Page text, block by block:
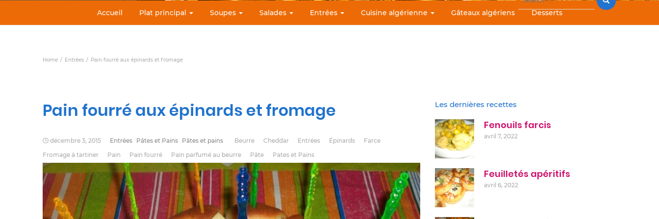
Accueil Plat principal Soupes Salades Entrées Cuisine algérienne Gâteaux algériens Desserts
Home Entrées Pain fourré aux épinards et fromage
Pain fourré aux épinards et fromage
décembre 3, 2015 Entrées Pâtes et Pains Pâtes et pains Beurre Cheddar Entrées Épinards
Farce
Fromage à tartiner
Pain Pain fourré Pain parfumé au beurre Pâte Pates et Pains
Les dernières recettes
Fenouils farcis
avril 7, 2022
Feuilletés apéritifs
avril 6, 2022